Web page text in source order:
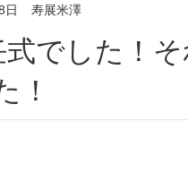
日 寿展米澤
！